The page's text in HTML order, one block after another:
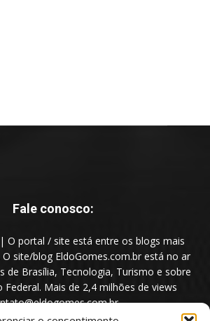
Fale conosco:
O portal / site está entre os blogs mais
site/blog EldoGomes.com.br está no ar
de Brasília, Tecnologia, Turismo e sobre
Mais de 2,4 milhões de views